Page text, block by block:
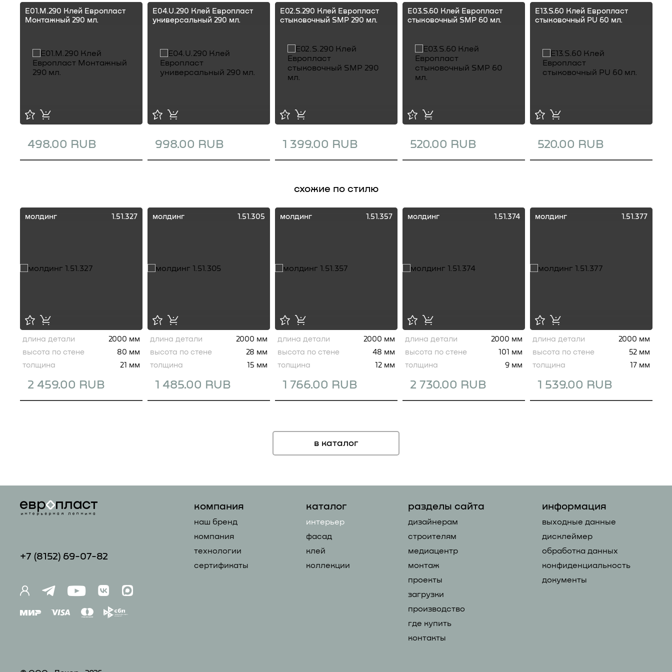
E01.M.290 Клей Европласт
Монтажный 290 мл.
498.00 RUB
E04.U.290 Клей Европласт
универсальный 290 мл.
998.00 RUB
E02.S.290 Клей Европласт
стыковочный SMP 290 мл.
1 399.00 RUB
E03.S.60 Клей Европласт
стыковочный SMP 60 мл.
520.00 RUB
E13.S.60 Клей Европласт
стыковочный PU 60 мл.
520.00 RUB
схожие по стилю
молдинг 1.51.327
2 459.00 RUB
длина детали
2000 мм
высота по стене
80 мм
толщина
21 мм
молдинг 1.51.305
1 485.00 RUB
длина детали
2000 мм
высота по стене
28 мм
толщина
15 мм
молдинг 1.51.357
1 766.00 RUB
длина детали
2000 мм
высота по стене
48 мм
толщина
12 мм
молдинг 1.51.374
2 730.00 RUB
длина детали
2000 мм
высота по стене
101 мм
толщина
9 мм
молдинг 1.51.377
1 539.00 RUB
длина детали
2000 мм
высота по стене
52 мм
толщина
17 мм
в каталог
компания
наш бренд
компания
технологии
сертификаты
каталог
интерьер
фасад
клей
коллекции
разделы сайта
дизайнерам
строителям
медиацентр
монтаж
проекты
загрузки
производство
где купить
контакты
информация
выходные данные
дисклеймер
обработка данных
конфиденциальность
документы
+7 (81 52) 69-07-82